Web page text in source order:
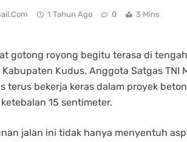
1 Tahun Ago 0 3 Mins
gotong royong begitu terasa di
Kudus. Anggota Satgas TNI
terus bekerja keras dalam proyek
15 sentimeter.
jalan ini tidak hanya menyentuh